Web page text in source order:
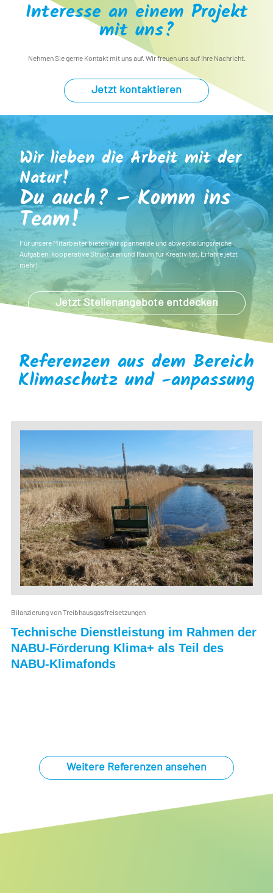
Interesse an einem Projekt
mit uns?
Nehmen Sie gerne Kontakt mit uns auf. Wir freuen uns auf Ihre Nachricht.
Jetzt kontaktieren
Wir lieben die Arbeit mit der
Natur!
Du auch? – Komm ins
Team!
Für unsere Mitarbeiter bieten wir spannende und abwechslungsreiche
Aufgaben, kooperative Strukturen und Raum für Kreativität. Erfahre jetzt
mehr!
Jetzt Stellenangebote entdecken
Referenzen aus dem Bereich
Klimaschutz und -anpassung
im Rahmen der
Teil des
Bilanzierung von Treibhausgasfreisetzungen
Klimarelevante
aus deutschen
Weitere Referenzen ansehen